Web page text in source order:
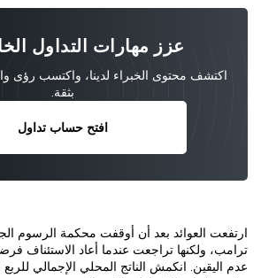
عزز مهارات التداول
اكتشف محتوى الخبراء لدينا، واكتسب رؤى
بثقة.
افتح حساب تداول
ارتفعت العوائد بعد أن أوقفت محكمة الرسوم
ترامب، ولكنها تراجعت عندما أعاد الاستئناف
عدم اليقين. انكمش الناتج المحلي الإجمالي